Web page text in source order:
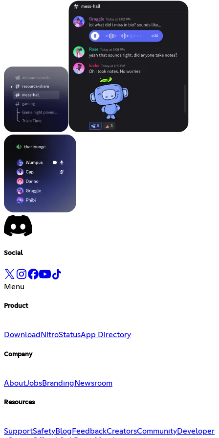
Social
Menu
Product
Download NitroStatusApp Directory
Company
AboutJobsBranding Newsroom
Resources
SupportSafetyBlog FeedbackCreatorsCommunityDeveloper